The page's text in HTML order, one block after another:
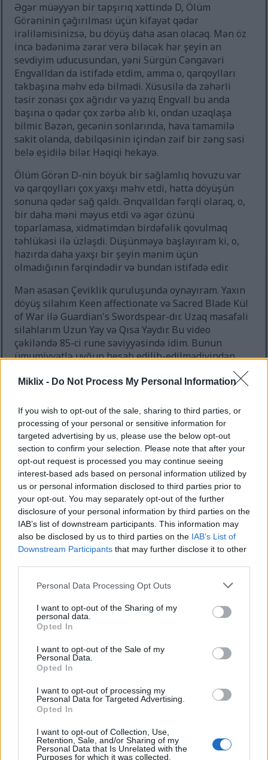
Miklix - Do Not Process My Personal Information
If you wish to opt-out of the sale, sharing to third parties, or
processing of your personal or sensitive information for
targeted advertising by us, please use the below opt-out
section to confirm your selection. Please note that after your
opt-out request is processed you may continue seeing
interest-based ads based on personal information utilized by
us or personal information disclosed to third parties prior to
your opt-out. You may separately opt-out of the further
disclosure of your personal information by third parties on the
IAB’s list of downstream participants. This information may
also be disclosed by us to third parties on the IAB’s List of
Downstream Participants that may further disclose it to other
Please note that this website/app uses one or more Google
not limited to your visit or usage behaviour. You may click to
grant or deny consent to Google and its third-party tags to
use your data for below specified purposes in below Google
consent section.
Personal Data Processing Opt Outs
I want to opt-out of the Sharing of my
personal data.
Opted In
I want to opt-out of the Sale of my
Personal Data.
Opted In
I want to opt-out of processing my
Personal Data for Targeted Advertising.
Opted In
I want to opt-out of Collection, Use,
Retention, Sale, and/or Sharing of my
Personal Data that Is Unrelated with the
Purposes for which it was collected.
Əgər müəyyən bir tapşırıq xəttində D, Ölüm
Görəninin çağırılması üçün kifayət qədər
irəliləmisinizsə, bu döyüş daha asan olacaq. Mən öz
incə bədənimə zərər verə biləcək hər şeyin ən
sevdiyim uducusundan, yəni Sürgün Cəngavəri
Engvalldan da istifadə etdim, amma o, qarqoylları
təkbaşına məhv edə bilmədi. Xüsusilə də zəhərli
təsir zonası çox ağrıdır və yazıq Engvall bu anda
başına o qədər çox zərbə alıb ki, ondan uzaqlaşa
bilmir. Bəzən, gecənin sonlarında, hava tamamilə
sakit olanda, dəbilqəsinin içindən zəif bir zəng səsi
belə eşidilə bilər. Həqiqi hekayə.
Ölüm Görən D-nin böyük bir sağlamlıq hovuzu var
və qarqoylları çox yaxşı məhv etdi, hətta döyüşün
sonuna qədər sağ qaldı. Ənqvalldan fərqli olaraq, o,
bir daha məni məyus etdi və əgər özünü
toparlamasa, xidmətimdən birdəfəlik qovulmaq
təhlükəsi ilə üzləşdi. Düşünməyə başlayıram ki, o,
hazırda daha yaxşı bir şeyin mənim üçün
olmadığının fərqindədir və bundan istifadə edir.
Mən əsasən Çeviklik quruluşunda oynayıram. Yaxın
döyüş silahım Keen affectionate və Sacred Blade Kül
of War ilə Guardian's Swordspear-dır. Uzaq məsafəli
silahlarım Uzun Yay və Qısa Yaydır. Bu video
çəkiləndə 85-ci rune səviyyəsində idim. Bunun
ümumiyyətlə uyğun hesab edilib-edilmədiyindən
ağlabatan görünür - ağlasığmaz asan rejimdə
ilişib qalacaq qədər çətin olmayan, çünki bunu heç
də əyləncəli hesab etmirəm.
Hər halda, bu Cəsur Qarqoyl videosunun sonudur.
İzlədiyiniz üçün təşəkkürlər. Daha çox video üçün
kanala və ya miklix.com saytına baxın. Hətta
bəyənməklə və abunə olmaqla tamamilə möhtəşəm
olmağı düşünə bilərsiniz.
Növbəti görüşə qədər, əyləncəli və xoşbəxt oyunlar!
Əgər bu videonu bəyəndinizsə,YouTube -da
bəyənmək və abunə olmaqla tamamilə möhtəşəm
olmağı düşünün :-)
Bu boss döyüşündən ilhamlanan
fan sənəti